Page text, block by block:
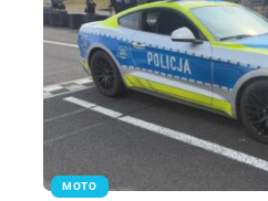
MOTO